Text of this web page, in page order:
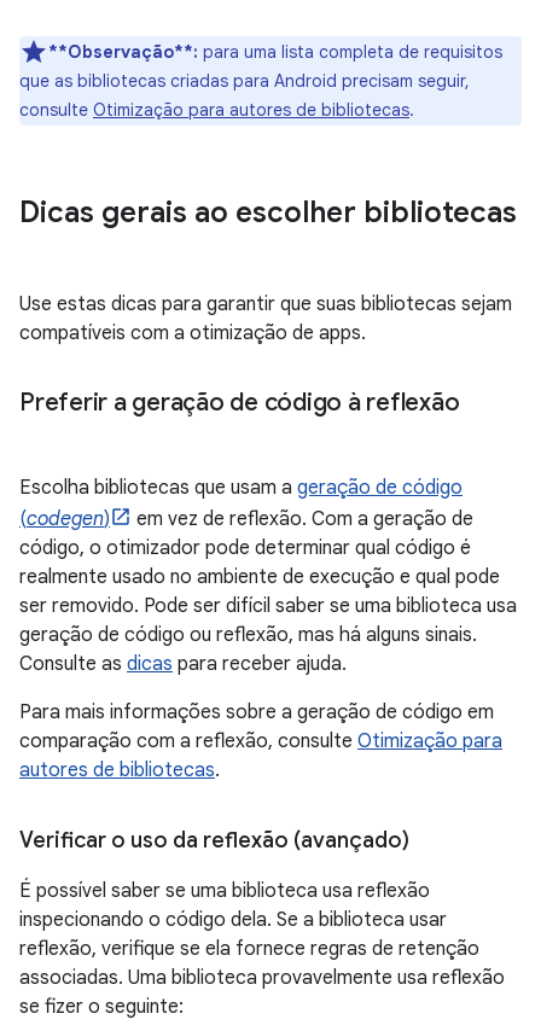
**Observação**: para uma lista completa de requisitos
que as bibliotecas criadas para Android precisam seguir,
consulte Otimização para autores de bibliotecas.
Dicas gerais ao escolher bibliotecas
Use estas dicas para garantir que suas bibliotecas sejam
compatíveis com a otimização de apps.
Preferir a geração de código à reflexão
Escolha bibliotecas que usam a geração de código
(codegen)
em vez de reflexão. Com a geração de
código, o otimizador pode determinar qual código é
realmente usado no ambiente de execução e qual pode
ser removido. Pode ser difícil saber se uma biblioteca usa
geração de código ou reflexão, mas há alguns sinais.
Consulte as dicas para receber ajuda.
Para mais informações sobre a geração de código em
comparação com a reflexão, consulte Otimização para
autores de bibliotecas.
Verificar o uso da reflexão (avançado)
É possível saber se uma biblioteca usa reflexão
inspecionando o código dela. Se a biblioteca usar
reflexão, verifique se ela fornece regras de retenção
associadas. Uma biblioteca provavelmente usa reflexão
se fizer o seguinte: